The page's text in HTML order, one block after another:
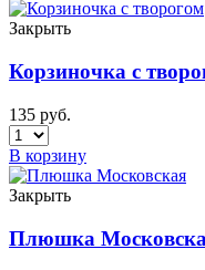
Закрыть
Корзиночка с
135 руб.
В корзину
Закрыть
Плюшка